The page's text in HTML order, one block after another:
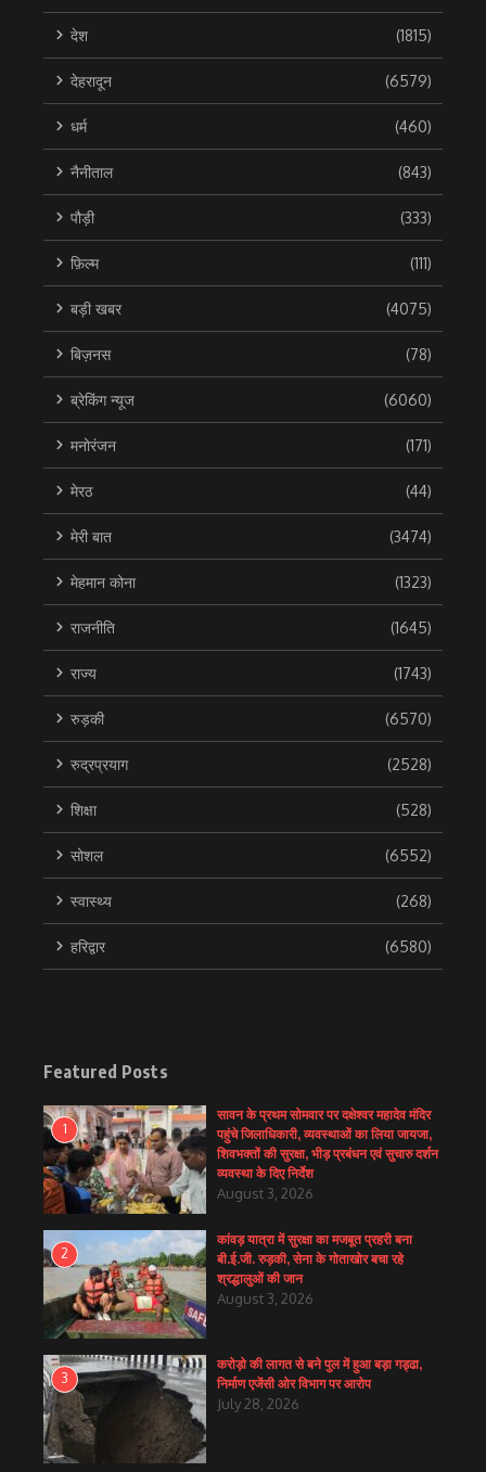
देश (1815)
देहरादून (6579)
धर्म (460)
नैनीताल (843)
पौड़ी (333)
फ़िल्म (111)
बड़ी खबर (4075)
बिज़नस (78)
ब्रेकिंग न्यूज (6060)
मनोरंजन (171)
मेरठ (44)
मेरी बात (3474)
मेहमान कोना (1323)
राजनीति (1645)
राज्य (1743)
रुड़की (6570)
रुद्रप्रयाग (2528)
शिक्षा (528)
सोशल (6552)
स्वास्थ्य (268)
हरिद्वार (6580)
Featured Posts
1
सावन के प्रथम सोमवार पर दक्षेश्वर महादेव मंदिर
पहुंचे जिलाधिकारी, व्यवस्थाओं का लिया जायजा,
शिवभक्तों की सुरक्षा, भीड़ प्रबंधन एवं सुचारु दर्शन
व्यवस्था के दिए निर्देश
August 3, 2026
2
कांवड़ यात्रा में सुरक्षा का मजबूत प्रहरी बना
बी.ई.जी. रुड़की, सेना के गोताखोर बचा रहे
श्रद्धालुओं की जान
August 3, 2026
3
करोड़ो की लागत से बने पुल में हुआ बड़ा गड्ढा,
निर्माण एजेंसी ओर विभाग पर आरोप
July 28, 2026